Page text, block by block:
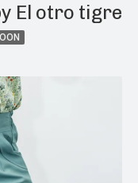
El otro tigre